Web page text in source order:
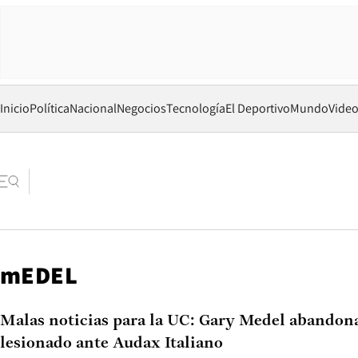
InicioPolíticaNacionalNegociosTecnologíaEl DeportivoMundo
mEDEL
Malas noticias para la UC: Gary Medel
lesionado ante Audax Italiano